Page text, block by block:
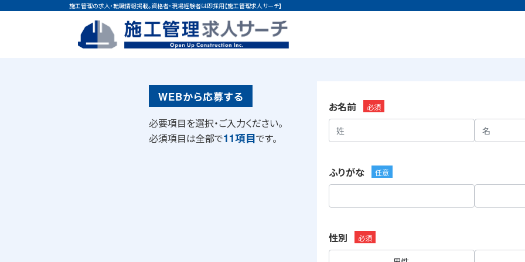
施工管理の求人・転職情報掲載。資格者・現場経験者は即採用【施工管理求人サーチ】
WEBから応募する
必要項目を選択・ご入力ください。
必須項目は全部で11項目です。
お名前 必須
ふりがな 任意
性別 必須